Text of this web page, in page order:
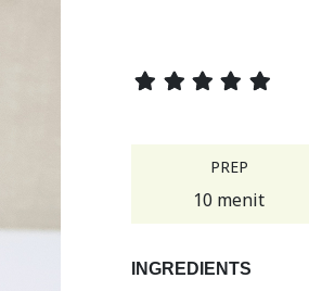
PREP
10 menit
INGREDIENTS